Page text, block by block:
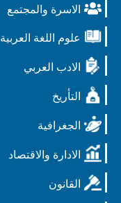
الاسرة والمجتمع
علوم اللغة العربية
الادب العربي
التأريخ
الجغرافية
الادارة والاقتصاد
القانون